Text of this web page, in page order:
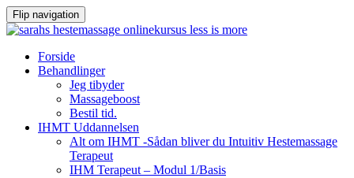
Flip navigation
VidereForside
Behandlinger
Jeg tibyder
Massageboost
Bestil tid.
IHMT Uddannelsen
Alt om IHMT -Sådan bliver du Intuitiv Hestemassage
Terapeut
IHM Terapeut – Modul 1/Basis